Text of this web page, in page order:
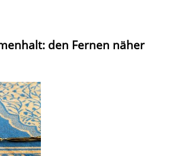
den Fernen näher